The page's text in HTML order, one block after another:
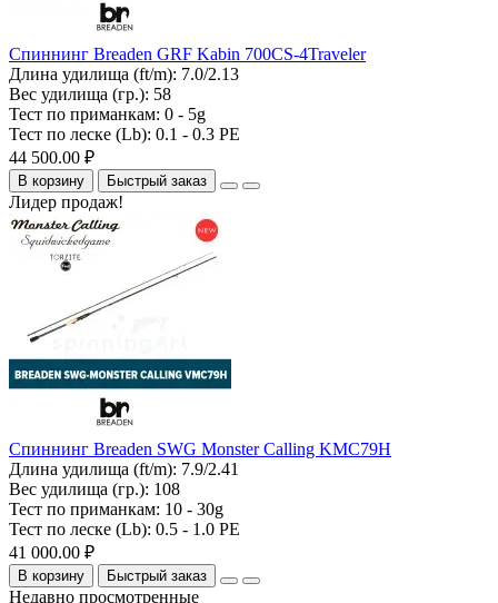
Спиннинг Breaden GRF Kabin 700CS-4Traveler
Длина удилища (ft/m): 7.0/2.13
Вес удилища (гр.): 58
Тест по приманкам: 0 - 5g
Тест по леске (Lb): 0.1 - 0.3 PE
44 500.00 ₽
В корзину Быстрый заказ
Лидер продаж!
Спиннинг Breaden SWG Monster Calling KMC79H
Длина удилища (ft/m): 7.9/2.41
Вес удилища (гр.): 108
Тест по приманкам: 10 - 30g
Тест по леске (Lb): 0.5 - 1.0 PE
41 000.00 ₽
В корзину Быстрый заказ
Недавно просмотренные